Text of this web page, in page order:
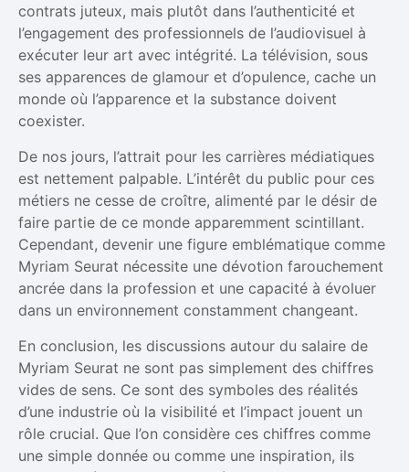
contrats juteux, mais plutôt dans l’authenticité et
l’engagement des professionnels de l’audiovisuel à
exécuter leur art avec intégrité. La télévision, sous
ses apparences de glamour et d’opulence, cache un
monde où l’apparence et la substance doivent
coexister.
De nos jours, l’attrait pour les carrières médiatiques
est nettement palpable. L’intérêt du public pour ces
métiers ne cesse de croître, alimenté par le désir de
faire partie de ce monde apparemment scintillant.
Cependant, devenir une figure emblématique comme
Myriam Seurat nécessite une dévotion farouchement
ancrée dans la profession et une capacité à évoluer
dans un environnement constamment changeant.
En conclusion, les discussions autour du salaire de
Myriam Seurat ne sont pas simplement des chiffres
vides de sens. Ce sont des symboles des réalités
d’une industrie où la visibilité et l’impact jouent un
rôle crucial. Que l’on considère ces chiffres comme
une simple donnée ou comme une inspiration, ils